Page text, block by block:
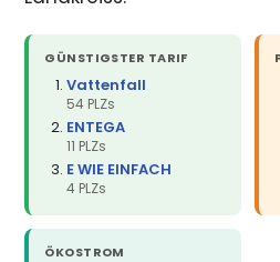
GÜNSTIGSTER TARIF
Vattenfall
54 PLZs
ENTEGA
11 PLZs
E WIE EINFACH
4 PLZs
ÖKOSTROM